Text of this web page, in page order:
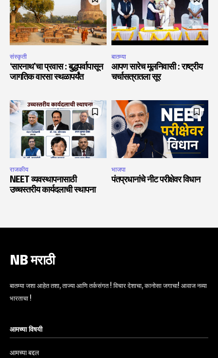
संस्कृती
‘सारनाथ’चा प्रवास : बुद्धपर्वापासून
जागतिक वारसा स्थळापर्यंत
बातम्या
आपण सारेच मूलनिवासी : राष्ट्रीय
चर्चासत्रातला सूर
राजकीय
NEET व्यवस्थापनासाठी
उच्चस्तरीय कार्यदलाची स्थापना
भाजपा
पंतप्रधानांचे नीट परीक्षेवर विधान
NB मराठी
बातम्या जशा आहेत तशा, ताज्या आणि तर्कसंगत ! विचार देशाचा, कानोसा जगाचा! आवाज नव्या
भारताचा !
आमच्या विषयी
आमच्या बद्दल